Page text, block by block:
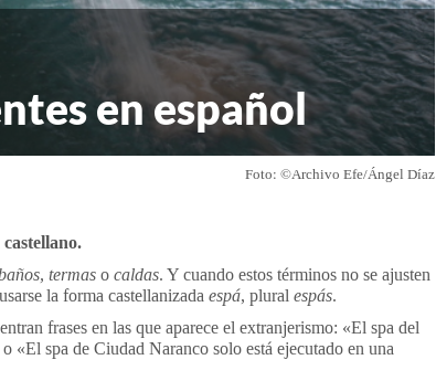
en español
Foto: ©Archivo Efe/Ángel Díaz
termas o caldas. Y cuando estos términos no se ajusten
la forma castellanizada espá, plural espás.
frases en las que aparece el extranjerismo: «El spa del
«El spa de Ciudad Naranco solo está ejecutado en una